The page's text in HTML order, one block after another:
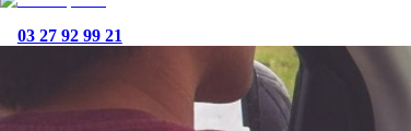
03 27 92 99 21